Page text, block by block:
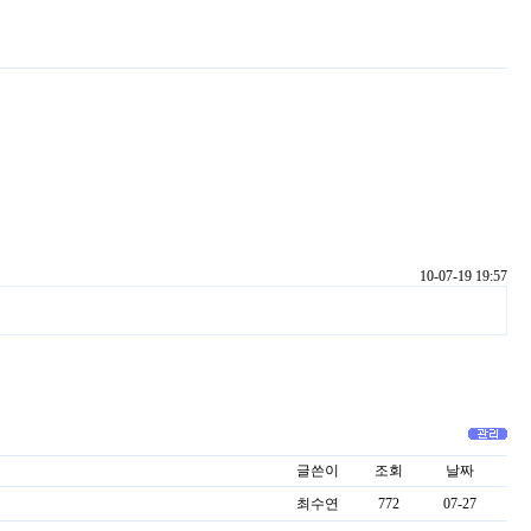
10-07-19 19:57
글쓴이 조회
날짜
최수연
772 07-27